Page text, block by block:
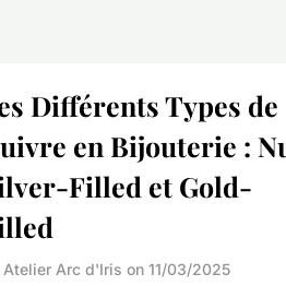
Différents Types de
en Bijouterie :
Filled et Gold-
Atelier Arc d'Iris on 11/03/2025